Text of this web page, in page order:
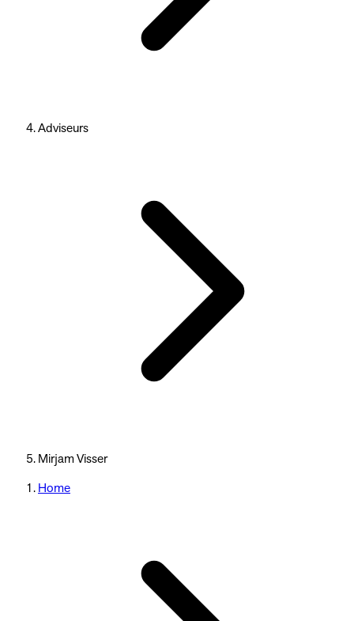
Adviseurs
Mirjam Visser
Home